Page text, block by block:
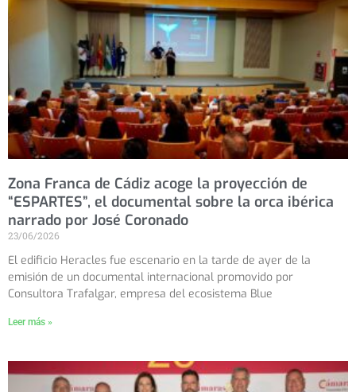
Zona Franca de Cádiz acoge la proyección de
“ESPARTES”, el documental sobre la orca ibérica
narrado por José Coronado
23/06/2026
El edificio Heracles fue escenario en la tarde de ayer de la
emisión de un documental internacional promovido por
Consultora Trafalgar, empresa del ecosistema Blue
Leer más »